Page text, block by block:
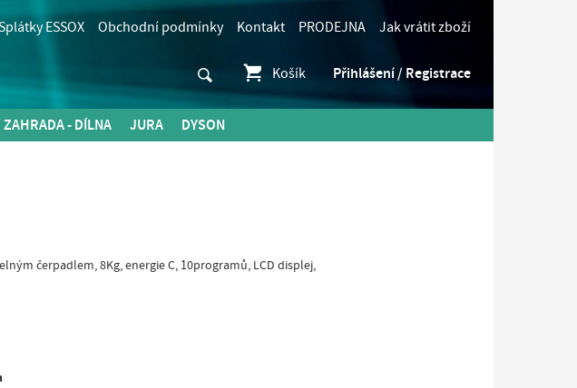
ESSOX Obchodní podmínky Kontakt PRODEJNA Jak vrátit zboží
Košík Přihlášení / Registrace
ZAHRADA - DÍLNA JURA DYSON
čerpadlem, 8Kg, energie C, 10programů, LCD displej,